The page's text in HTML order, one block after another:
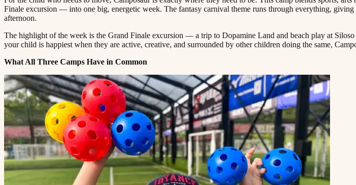
Finale excursion — into one big, energetic week. The fantasy carnival theme runs through everything,
afternoon.​​​​‌ ‍ ​‍​‍‌‍ ‌ ​‍‌‍‍‌‌‍‌ ‌‍‍‌‌‍ ‍​‍​‍​ ‍‍​‍​‍‌ ​ ‌‍​‌‌‍ ‍‌‍‍‌‌ ‌​‌ ‍‌​‍ ‍‌‍‍‌‌‍ ​‍​‍​‍ ​​‍​‍‌‍‍​‌ ​‍‌‍‌‌‌‍‌‍​‍​‍​ ‍‍​‍​‍​‍ ‌ ​ ‌ ‌​‌ ‌‌‌‍‌​‌‍‍‌‌‍ ​‍ ‌‍‍‌‌‍ ‍‌ ‌​‌‍‌‌‌‍ ‍‌ ‌​​‍ ‌‍‌‌‌‍‌​‌‍‍‌‌ ‌​​‍ ‌‍ ‌‌‍ ‌‍‌​‌‍‌‌​ ‌‌ ​​‌ ​‍‌‍‌‌‌ ​ ‌‍‌‌‌‍ ‍‌ ‌​‌‍​‌‌ ‌​‌‍‍‌‌‍ ‌‍ ‍​ ‍ ‌‍‍‌‌‍‌​​ ‌​ ‌‌‌‍‌‌​ ​ ​ ​‍​ ‌ ​ ​​​ ‍​‌‍‌‌​‍ ‌​ ‍‌‌‍​‌​ ‌ ​ ​​​‍ ‌​ ‌​‌‍‌‍‌‍‌​​ ‍‌​‍ ‌‌‍​‍‌‍​‍​ ‍​​ ​‌​‍ ‌​ ​​​ ‌​​ ‍‌​ ‌​​ ‌ ​ ​‌‌‍​ ​ ​​​ ‌​​ ‍​‌‍​ ​ ‌‌​ ‍ ‌ ‌​‌ ‍‌‌ ​​‌‍‌‌​ ‌‌‍ ‍‌‍‌‌‌ ‌ ‌ ​ ​ ‍ ‌ ​​‌‍​‌‌ ‌​‌‍‍​​ ‌‌‍​ ‌‍ ‌‍ ‍‌ ‌​‌‍‌‌‌‍ ‍‌ ‌​​‍‌‌​ ‌‌‌​​‍‌‌ ‌‍‍ ‌‍‌‌‌ ‍‌​‍‌‌​ ​ ‌​‌​​‍‌‌​ ​ ‌​‌​​‍‌‌​ ​‍​ ​‍‌‍‌​​ ​ ​ ‌‍‌‍‌‌​ ‍​‌‍‌‍​ ‌​​ ​ ​ ‍​‌‍​‍​ ​‍‌‍‌​​‍‌‌​ ​‍​ ​‍​‍‌‌​ ‌‌‌​‌​​‍ ‍‌‍​ ‌‍‍​‌‍‍‌‌‍ ​‌‍‌​‌ ​‍‌‍‌‌‌‍ ‍​‍‌‌​ ‌‌‌​​‍‌‌ ‌‍‍ ‌‍‌‌‌ ‍‌​‍‌‌​ ​ ‌​‌​​‍‌‌​ ​ ‌​‌​​‍‌‌​ ​‍​ ​‍‌‍​‍‌‍‌‍​ ‍​​ ‍‌‌‍​‍‌‍‌‌‌‍​‌​ ​‍‌‍‌‍​ ‌ ​ ‍​​ ‌‍​‍‌‌​ ​‍​ ​‍​‍‌‌​ ‌‌‌​‌​​‍ ‍‌ ‌​‌‍‌‌‌ ‍​‌ ‌​​ ‌‍​‍‌‍​‌‌ ​ ‌‍‌‌‌‌‌‌‌ ​‍‌‍ ​​ ‌​‍‌‌​ ​‍‌​‌‍‌ ​ ‌ ‌​‌ ‌‌‌‍‌​‌‍‍‌‌‍ ​‍‌‍‌‍‍‌‌‍‌​​ ‌​ ‌‌‌‍‌‌​ ​ ​ ​‍​ ‌ ​ ​​​ ‍​‌‍‌‌​‍ ‌​ ‍‌‌‍​‌​ ‌ ​ ​​​‍ ‌​ ‌​‌‍‌‍‌‍‌​​ ‍‌​‍ ‌‌‍​‍‌‍​‍​ ‍​​ ​‌​‍ ‌​ ​​​ ‌​​ ‍‌​ ‌​​ ‌ ​ ​‌‌‍​ ​ ​​​ ‌​​ ‍​‌‍​ ​ ‌‌​‍‌‍‌ ‌​‌ ‍‌‌ ​​‌‍‌‌​ ‌‌‍ ‍‌‍‌‌‌ ‌ ‌ ​ ​‍‌‍‌ ​​‌‍​‌‌ ‌​‌‍‍​​ ‌‌‍​ ‌‍ ‌‍ ‍‌ ‌​‌‍‌‌‌‍ ‍‌ ‌​​‍‌‌​ ‌‌‌​​‍‌‌ ‌‍‍ ‌‍‌‌‌ ‍‌​‍‌‌​ ​ ‌​‌​​‍‌‌​ ​ ‌​‌​​‍‌‌​ ​‍​ ​‍‌‍‌​​ ​ ​ ‌‍‌‍‌‌​ ‍​‌‍‌‍​ ‌​​ ​ ​ ‍​‌‍​‍​ ​‍‌‍‌​​‍‌‌​ ​‍​ ​‍​‍‌‌​ ‌‌‌​‌​​‍ ‍‌‍​ ‌‍‍​‌‍‍‌‌‍ ​‌‍‌​‌ ​‍‌‍‌‌‌‍ ‍​‍‌‌​ ‌‌‌​​‍‌‌ ‌‍‍ ‌‍‌‌‌ ‍‌​‍‌‌​ ​ ‌​‌​​‍‌‌​ ​ ‌​‌​​‍‌‌​ ​‍​ ​‍‌‍​‍‌‍‌‍​ ‍​​ ‍‌‌‍​‍‌‍‌‌‌‍​‌​ ​‍‌‍‌‍​ ‌ ​ ‍​​ ‌‍​‍‌‌​ ​‍​ ​‍​‍‌‌​ ‌‌‌​‌​​‍ ‍‌ ‌​‌‍‌‌‌ ‍​‌ ‌​​‍‌‍‌ ​​‌‍‌‌‌ ​‍‌ ​ ‌ ​​‌‍‌‌‌‍​ ‌ ‌​‌‍‍‌‌ ‌‍‌‍‌‌​ ‌‌ ​​‌ ‌‌‌‍​‍‌‍ ​‌‍‍‌‌ ​ ‌‍‍​‌‍‌‌‌‍‌​​‍​‍‌ ‌
The highlight of the week is the Grand Finale excursion — a trip to Dopamine Land and beach play at
your child is happiest when they are active, creative, and surrounded by other children doing the same, Camposaur will feel like a natural fit.​​​​‌
What All Three Camps Have in Common​​​​‌ ‍ ​‍​‍‌‍ ‌ ​‍‌‍‍‌‌‍‌ ‌‍‍‌‌‍ ‍​‍​‍​ ‍‍​‍​‍‌ ​ ‌‍​‌‌‍ ‍‌‍‍‌‌ ‌​‌ ‍‌​‍ ‍‌‍‍‌‌‍ ​‍​‍​‍ ​​‍​‍‌‍‍​‌ ​‍‌‍‌‌‌‍‌‍​‍​‍​ ‍‍​‍​‍​‍ ‌ ​ ‌ ‌​‌ ‌‌‌‍‌​‌‍‍‌‌‍ ​‍ ‌‍‍‌‌‍ ‍‌ ‌​‌‍‌‌‌‍ ‍‌ ‌​​‍ ‌‍‌‌‌‍‌​‌‍‍‌‌ ‌​​‍ ‌‍ ‌‌‍ ‌‍‌​‌‍‌‌​ ‌‌ ​​‌ ​‍‌‍‌‌‌ ​ ‌‍‌‌‌‍ ‍‌ ‌​‌‍​‌‌ ‌​‌‍‍‌‌‍ ‌‍ ‍​ ‍ ‌‍‍‌‌‍‌​​ ‌​ ‌‌‌‍‌‌​ ​ ​ ​‍​ ‌ ​ ​​​ ‍​‌‍‌‌​‍ ‌​ ‍‌‌‍​‌​ ‌ ​ ​​​‍ ‌​ ‌​‌‍‌‍‌‍‌​​ ‍‌​‍ ‌‌‍​‍‌‍​‍​ ‍​​ ​‌​‍ ‌​ ​​​ ‌​​ ‍‌​ ‌​​ ‌ ​ ​‌‌‍​ ​ ​​​ ‌​​ ‍​‌‍​ ​ ‌‌​ ‍ ‌ ‌​‌ ‍‌‌ ​​‌‍‌‌​ ‌‌‍ ‍‌‍‌‌‌ ‌ ‌ ​ ​ ‍ ‌ ​​‌‍​‌‌ ‌​‌‍‍​​ ‌‌‍​ ‌‍ ‌‍ ‍‌ ‌​‌‍‌‌‌‍ ‍‌ ‌​​‍‌‌​ ‌‌‌​​‍‌‌ ‌‍‍ ‌‍‌‌‌ ‍‌​‍‌‌​ ​ ‌​‌​​‍‌‌​ ​ ‌​‌​​‍‌‌​ ​‍​ ​‍‌‍​ ‌‍‌​‌‍‌​​ ‌‌‌‍​ ‌‍​ ​ ‌ ‌‍‌‍​ ‍‌​ ‌‌​ ​‍​ ‌‌​‍‌‌​ ​‍​ ​‍​‍‌‌​ ‌‌‌​‌​​‍ ‍‌‍​ ‌‍‍​‌‍‍‌‌‍ ​‌‍‌​‌ ​‍‌‍‌‌‌‍ ‍​‍‌‌​ ‌‌‌​​‍‌‌ ‌‍‍ ‌‍‌‌‌ ‍‌​‍‌‌​ ​ ‌​‌​​‍‌‌​ ​ ‌​‌​​‍‌‌​ ​‍​ ​‍​ ‍​‌‍​ ​ ‌​​ ‍‌‌‍​‌​ ‌‍‌‍‌‌​ ‍‌‌‍‌‍​ ​‍​ ‌‌‌‍​ ​‍‌‌​ ​‍​ ​‍​‍‌‌​ ‌‌‌​‌​​‍ ‍‌ ‌​‌‍‌‌‌ ‍​‌ ‌​​ ‌‍​‍‌‍​‌‌ ​ ‌‍‌‌‌‌‌‌‌ ​‍‌‍ ​​ ‌​‍‌‌​ ​‍‌​‌‍‌ ​ ‌ ‌​‌ ‌‌‌‍‌​‌‍‍‌‌‍ ​‍‌‍‌‍‍‌‌‍‌​​ ‌​ ‌‌‌‍‌‌​ ​ ​ ​‍​ ‌ ​ ​​​ ‍​‌‍‌‌​‍ ‌​ ‍‌‌‍​‌​ ‌ ​ ​​​‍ ‌​ ‌​‌‍‌‍‌‍‌​​ ‍‌​‍ ‌‌‍​‍‌‍​‍​ ‍​​ ​‌​‍ ‌​ ​​​ ‌​​ ‍‌​ ‌​​ ‌ ​ ​‌‌‍​ ​ ​​​ ‌​​ ‍​‌‍​ ​ ‌‌​‍‌‍‌ ‌​‌ ‍‌‌ ​​‌‍‌‌​ ‌‌‍ ‍‌‍‌‌‌ ‌ ‌ ​ ​‍‌‍‌ ​​‌‍​‌‌ ‌​‌‍‍​​ ‌‌‍​ ‌‍ ‌‍ ‍‌ ‌​‌‍‌‌‌‍ ‍‌ ‌​​‍‌‌​ ‌‌‌​​‍‌‌ ‌‍‍ ‌‍‌‌‌ ‍‌​‍‌‌​ ​ ‌​‌​​‍‌‌​ ​ ‌​‌​​‍‌‌​ ​‍​ ​‍‌‍​ ‌‍‌​‌‍‌​​ ‌‌‌‍​ ‌‍​ ​ ‌ ‌‍‌‍​ ‍‌​ ‌‌​ ​‍​ ‌‌​‍‌‌​ ​‍​ ​‍​‍‌‌​ ‌‌‌​‌​​‍ ‍‌‍​ ‌‍‍​‌‍‍‌‌‍ ​‌‍‌​‌ ​‍‌‍‌‌‌‍ ‍​‍‌‌​ ‌‌‌​​‍‌‌ ‌‍‍ ‌‍‌‌‌ ‍‌​‍‌‌​ ​ ‌​‌​​‍‌‌​ ​ ‌​‌​​‍‌‌​ ​‍​ ​‍​ ‍​‌‍​ ​ ‌​​ ‍‌‌‍​‌​ ‌‍‌‍‌‌​ ‍‌‌‍‌‍​ ​‍​ ‌‌‌‍​ ​‍‌‌​ ​‍​ ​‍​‍‌‌​ ‌‌‌​‌​​‍ ‍‌ ‌​‌‍‌‌‌ ‍​‌ ‌​​‍‌‍‌ ​​‌‍‌‌‌ ​‍‌ ​ ‌ ​​‌‍‌‌‌‍​ ‌ ‌​‌‍‍‌‌ ‌‍‌‍‌‌​ ‌‌ ​​‌ ‌‌‌‍​‍‌‍ ​‌‍‍‌‌ ​ ‌‍‍​‌‍‌‌‌‍‌​​‍​‍‌ ‌